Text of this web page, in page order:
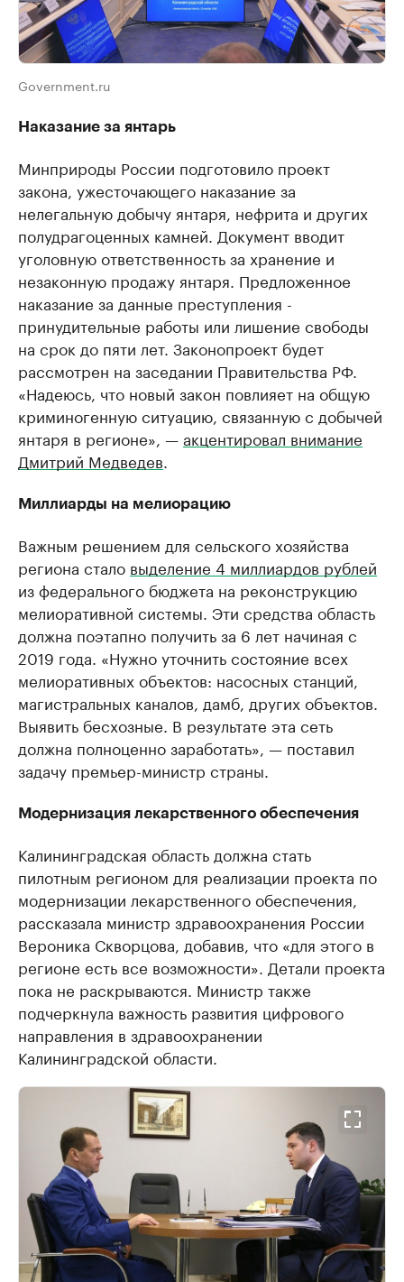
Government.ru
Наказание за янтарь
Минприроды России подготовило проект
закона, ужесточающего наказание за
нелегальную добычу янтаря, нефрита и других
полудрагоценных камней. Документ вводит
уголовную ответственность за хранение и
незаконную продажу янтаря. Предложенное
наказание за данные преступления -
принудительные работы или лишение свободы
на срок до пяти лет. Законопроект будет
рассмотрен на заседании Правительства РФ.
«Надеюсь, что новый закон повлияет на общую
криминогенную ситуацию, связанную с добычей
янтаря в регионе», —акцентировал внимание
Дмитрий Медведев
Миллиарды на мелиорацию
Важным решением для сельского хозяйства
региона стало выделение 4 миллиардов рублей
из федерального бюджета на реконструкцию
мелиоративной системы. Эти средства область
должна поэтапно получить за 6 лет начиная с
2019 года. «Нужно уточнить состояние всех
мелиоративных объектов: насосных станций,
магистральных каналов, дамб, других объектов.
Выявить бесхозные. В результате эта сеть
должна полноценно заработать», — поставил
задачу премьер-министр страны.
Модернизация лекарственного обеспечения
Калининградская область должна стать
пилотным регионом для реализации проекта по
модернизации лекарственного обеспечения,
рассказала министр здравоохранения России
Вероника Скворцова, добавив, что «для этого в
регионе есть все возможности». Детали проекта
пока не раскрываются. Министр также
подчеркнула важность развития цифрового
направления в здравоохранении
Калининградской области.